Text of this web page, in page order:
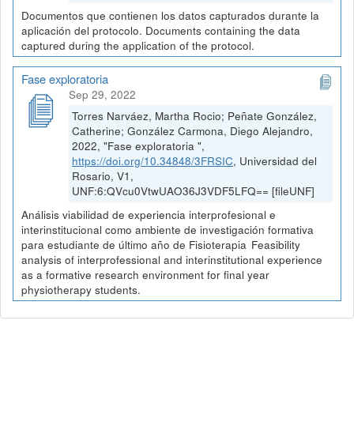
Documentos que contienen los datos capturados durante la
aplicación del protocolo. Documents containing the data
captured during the application of the protocol.
Fase exploratoria
Sep 29, 2022
Torres Narváez, Martha Rocio; Peñate González,
Catherine; González Carmona, Diego Alejandro,
2022, "Fase exploratoria ",
https://doi.org/10.34848/3FRSIC, Universidad del
Rosario, V1,
UNF:6:QVcu0VtwUAO36J3VDF5LFQ== [fileUNF]
Análisis viabilidad de experiencia interprofesional e
interinstitucional como ambiente de investigación formativa
para estudiante de último año de Fisioterapia Feasibility
analysis of interprofessional and interinstitutional experience
as a formative research environment for final year
physiotherapy students.